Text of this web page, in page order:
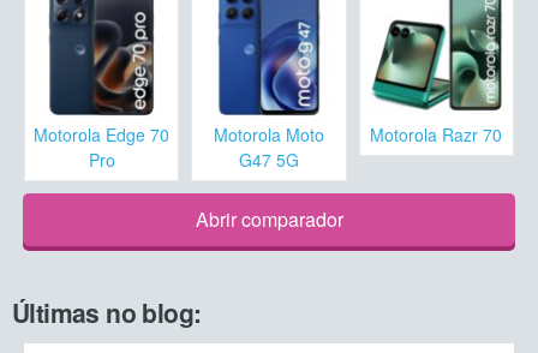
Motorola Edge 70
Pro
Motorola Moto
G47 5G
Motorola Razr 70
Abrir comparador
Últimas no blog: